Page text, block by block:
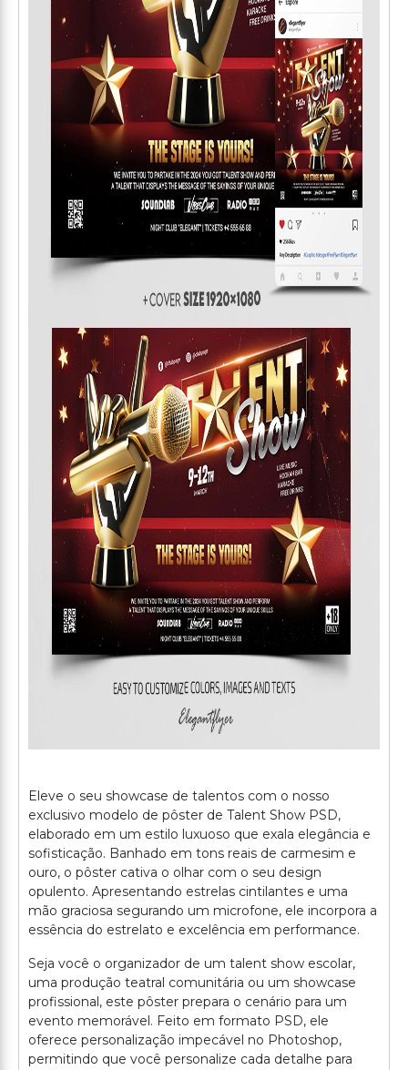
Eleve o seu showcase de talentos com o nosso
exclusivo modelo de pôster de Talent Show PSD,
elaborado em um estilo luxuoso que exala elegância e
sofisticação. Banhado em tons reais de carmesim e
ouro, o pôster cativa o olhar com o seu design
opulento. Apresentando estrelas cintilantes e uma
mão graciosa segurando um microfone, ele incorpora a
essência do estrelato e excelência em performance.
Seja você o organizador de um talent show escolar,
uma produção teatral comunitária ou um showcase
profissional, este pôster prepara o cenário para um
evento memorável. Feito em formato PSD, ele
oferece personalização impecável no Photoshop,
permitindo que você personalize cada detalhe para